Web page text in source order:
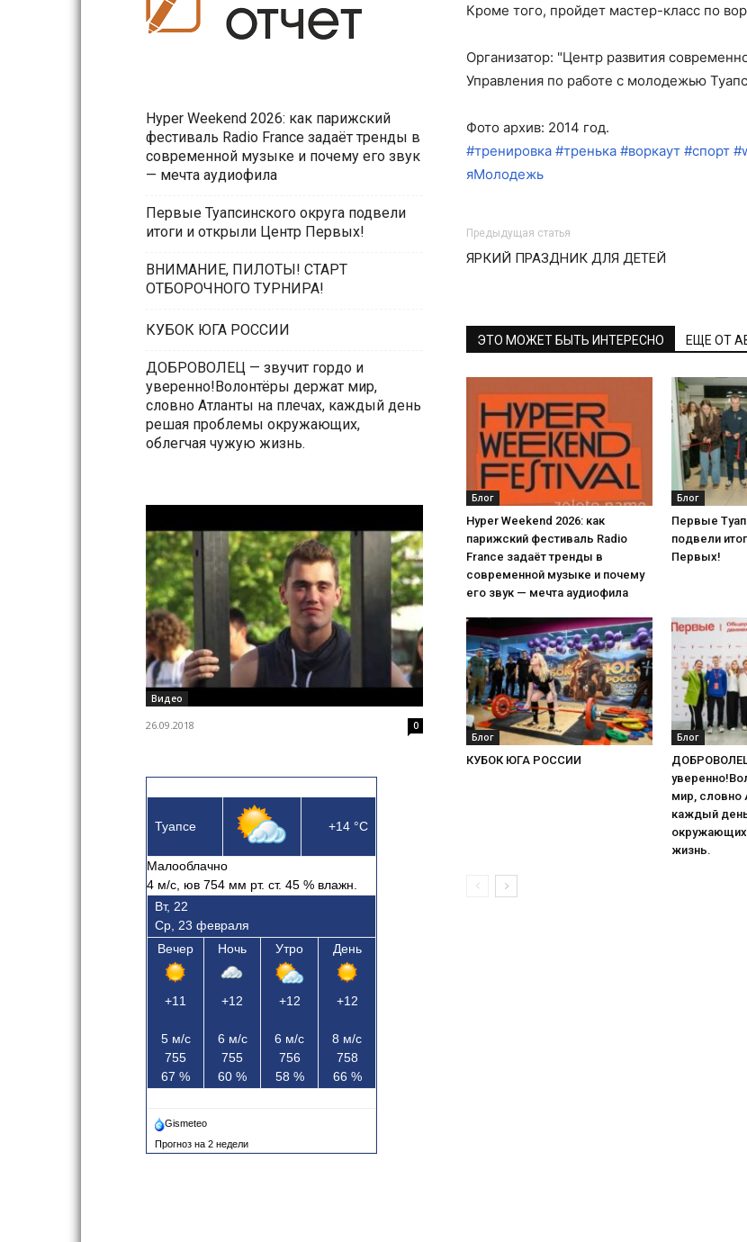
Кроме того, пройдет мастер-класс по
Организатор: "Центр развития
Управления по работе с молодежью
Фото архив: 2014 год.
#тренировка #тренька #воркаут #спорт
яМолодежь
Предыдущая статья
ЯРКИЙ ПРАЗДНИК ДЛЯ ДЕТЕЙ
ЭТО МОЖЕТ БЫТЬ ИНТЕРЕСНО ЕЩЕ ОТ
Блог
Hyper Weekend 2026: как
парижский фестиваль Radio
France задаёт тренды в
современной музыке и почему
его звук — мечта аудиофила
Блог
Первые
подвели
Первых!
Блог
КУБОК ЮГА РОССИИ
Блог
мир, словно
каждый
жизнь.
Hyper Weekend 2026: как парижский
фестиваль Radio France задаёт тренды в
современной музыке и почему его звук
— мечта аудиофила
Первые Туапсинского округа подвели
итоги и открыли Центр Первых!
ВНИМАНИЕ, ПИЛОТЫ! СТАРТ
ОТБОРОЧНОГО ТУРНИРА!
КУБОК ЮГА РОССИИ
ДОБРОВОЛЕЦ — звучит гордо и
уверенно!Волонтёры держат мир,
словно Атланты на плечах, каждый день
решая проблемы окружающих,
облегчая чужую жизнь.
Видео
26.09.2018 0
Туапсе +14 °C
Малооблачно
4 м/с, юв 754 мм рт. ст. 45 % влажн.
Вт, 22
Ср, 23 февраля
Вечер
+11
5 м/с
755
67 %
Ночь
+12
6 м/с
755
60 %
Утро
+12
6 м/с
756
58 %
День
+12
8 м/с
758
66 %